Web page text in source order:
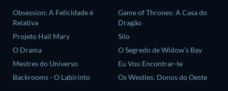
Obsession: A Felicidade é
Relativa
Projeto Hail Mary
O Drama
Mestres do Universo
Backrooms - O Labirinto
Game of Thrones: A Casa do
Dragão
Silo
O Segredo de Widow's Bay
Eu Vou Encontrar-te
Os Westies: Donos do Oeste